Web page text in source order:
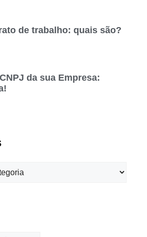
de trabalho: quais são?
da sua Empresa: